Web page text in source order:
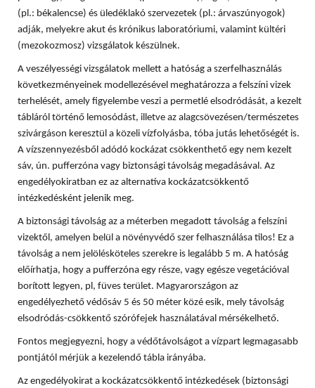
(pl.: békalencse) és üledéklakó szervezetek (pl.: árvaszúnyogok)
adják, melyekre akut és krónikus laboratóriumi, valamint kültéri
(mezokozmosz) vizsgálatok készülnek.
A veszélyességi vizsgálatok mellett a hatóság a szerfelhasználás
következményeinek modellezésével meghatározza a felszíni vizek
terhelését, amely figyelembe veszi a permetlé elsodródását, a kezelt
tábláról történő lemosódást, illetve az alagcsövezésen/természetes
szivárgáson keresztül a közeli vízfolyásba, tóba jutás lehetőségét is.
A vízszennyezésből adódó kockázat csökkenthető egy nem kezelt
sáv, ún. pufferzóna vagy biztonsági távolság megadásával. Az
engedélyokiratban ez az alternatíva kockázatcsökkentő
intézkedésként jelenik meg.
A biztonsági távolság az a méterben megadott távolság a felszíni
vizektől, amelyen belül a növényvédő szer felhasználása tilos! Ez a
távolság a nem jelölésköteles szerekre is legalább 5 m. A hatóság
előírhatja, hogy a pufferzóna egy része, vagy egésze vegetációval
borított legyen, pl, füves terület. Magyarországon az
engedélyezhető védősáv 5 és 50 méter közé esik, mely távolság
elsodródás-csökkentő szórófejek használatával mérsékelhető.
Fontos megjegyezni, hogy a védőtávolságot a vízpart legmagasabb
pontjától mérjük a kezelendő tábla irányába.
Az engedélyokirat a kockázatcsökkentő intézkedések (biztonsági